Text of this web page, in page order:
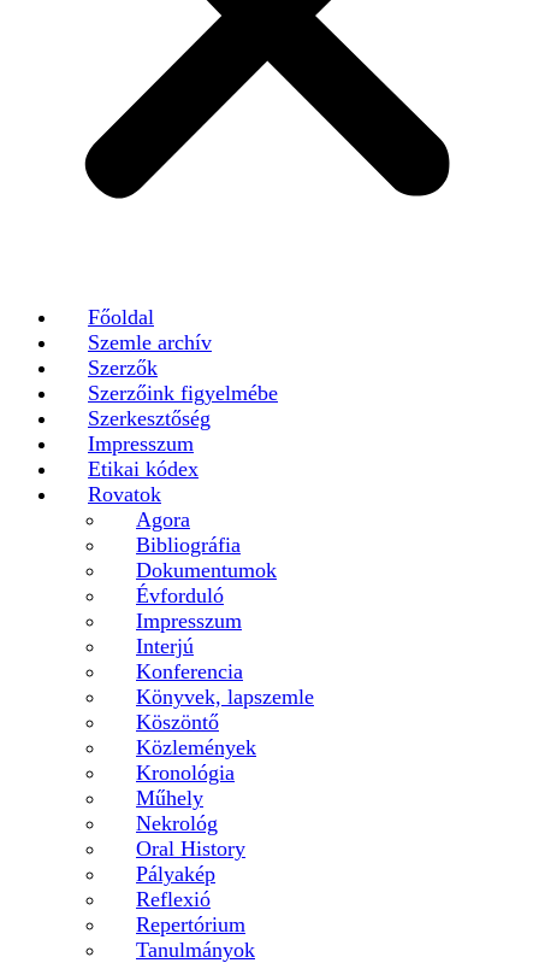
Főoldal
Szemle archív
Szerzők
Szerzőink figyelmébe
Szerkesztőség
Impresszum
Etikai kódex
Rovatok
Agora
Bibliográfia
Dokumentumok
Évforduló
Impresszum
Interjú
Konferencia
Könyvek, lapszemle
Köszöntő
Közlemények
Kronológia
Műhely
Nekrológ
Oral History
Pályakép
Reflexió
Repertórium
Tanulmányok